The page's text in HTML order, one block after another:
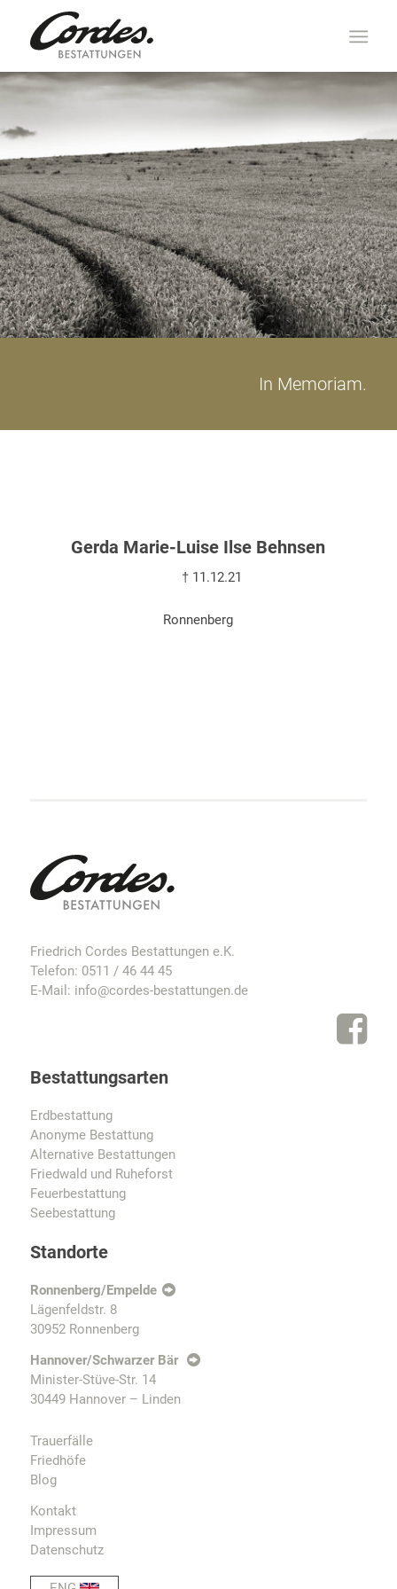
In Memoriam.
Gerda Marie-Luise Ilse Behnsen
† 11.12.21
Ronnenberg
Friedrich Cordes Bestattungen e.K.
Telefon: 0511 / 46 44 45
E-Mail: info@cordes-bestattungen.de
Bestattungsarten
Erdbestattung
Anonyme Bestattung
Alternative Bestattungen
Friedwald und Ruheforst
Feuerbestattung
Seebestattung
Standorte
Ronnenberg/Empelde
Lägenfeldstr. 8
30952 Ronnenberg
Hannover/Schwarzer Bär
Minister-Stüve-Str. 14
30449 Hannover – Linden
Trauerfälle
Friedhöfe
Blog
Kontakt
Impressum
Datenschutz